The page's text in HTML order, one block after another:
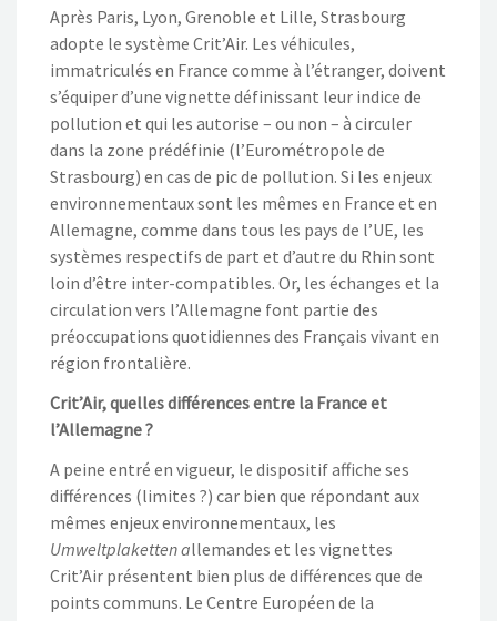
Après Paris, Lyon, Grenoble et Lille, Strasbourg
adopte le système Crit’Air. Les véhicules,
immatriculés en France comme à l’étranger, doivent
s’équiper d’une vignette définissant leur indice de
pollution et qui les autorise – ou non – à circuler
dans la zone prédéfinie (l’Eurométropole de
Strasbourg) en cas de pic de pollution. Si les enjeux
environnementaux sont les mêmes en France et en
Allemagne, comme dans tous les pays de l’UE, les
systèmes respectifs de part et d’autre du Rhin sont
loin d’être inter-compatibles. Or, les échanges et la
circulation vers l’Allemagne font partie des
préoccupations quotidiennes des Français vivant en
région frontalière.
Crit’Air, quelles différences entre la France et
l’Allemagne ?
A peine entré en vigueur, le dispositif affiche ses
différences (limites ?) car bien que répondant aux
mêmes enjeux environnementaux, les
Umweltplaketten allemandes et les vignettes
Crit’Air présentent bien plus de différences que de
points communs. Le Centre Européen de la